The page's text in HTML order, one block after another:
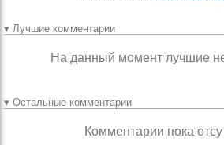
▾ Лучшие комментарии
На данный момент лучшие
▾ Остальные комментарии
Комментарии пока